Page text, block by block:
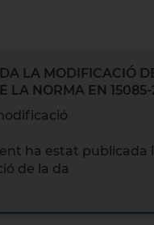
LA MODIFICACIÓ
LA NORMA EN 15085-
ha estat publicada
de la da